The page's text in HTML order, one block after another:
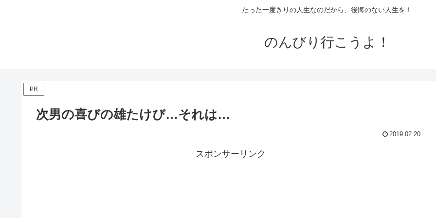
たった一度きりの人生なのだから、後悔のない人生を！
のんびり行こうよ！
PR
次男の喜びの雄たけび…それは…
2019.02.20
スポンサーリンク